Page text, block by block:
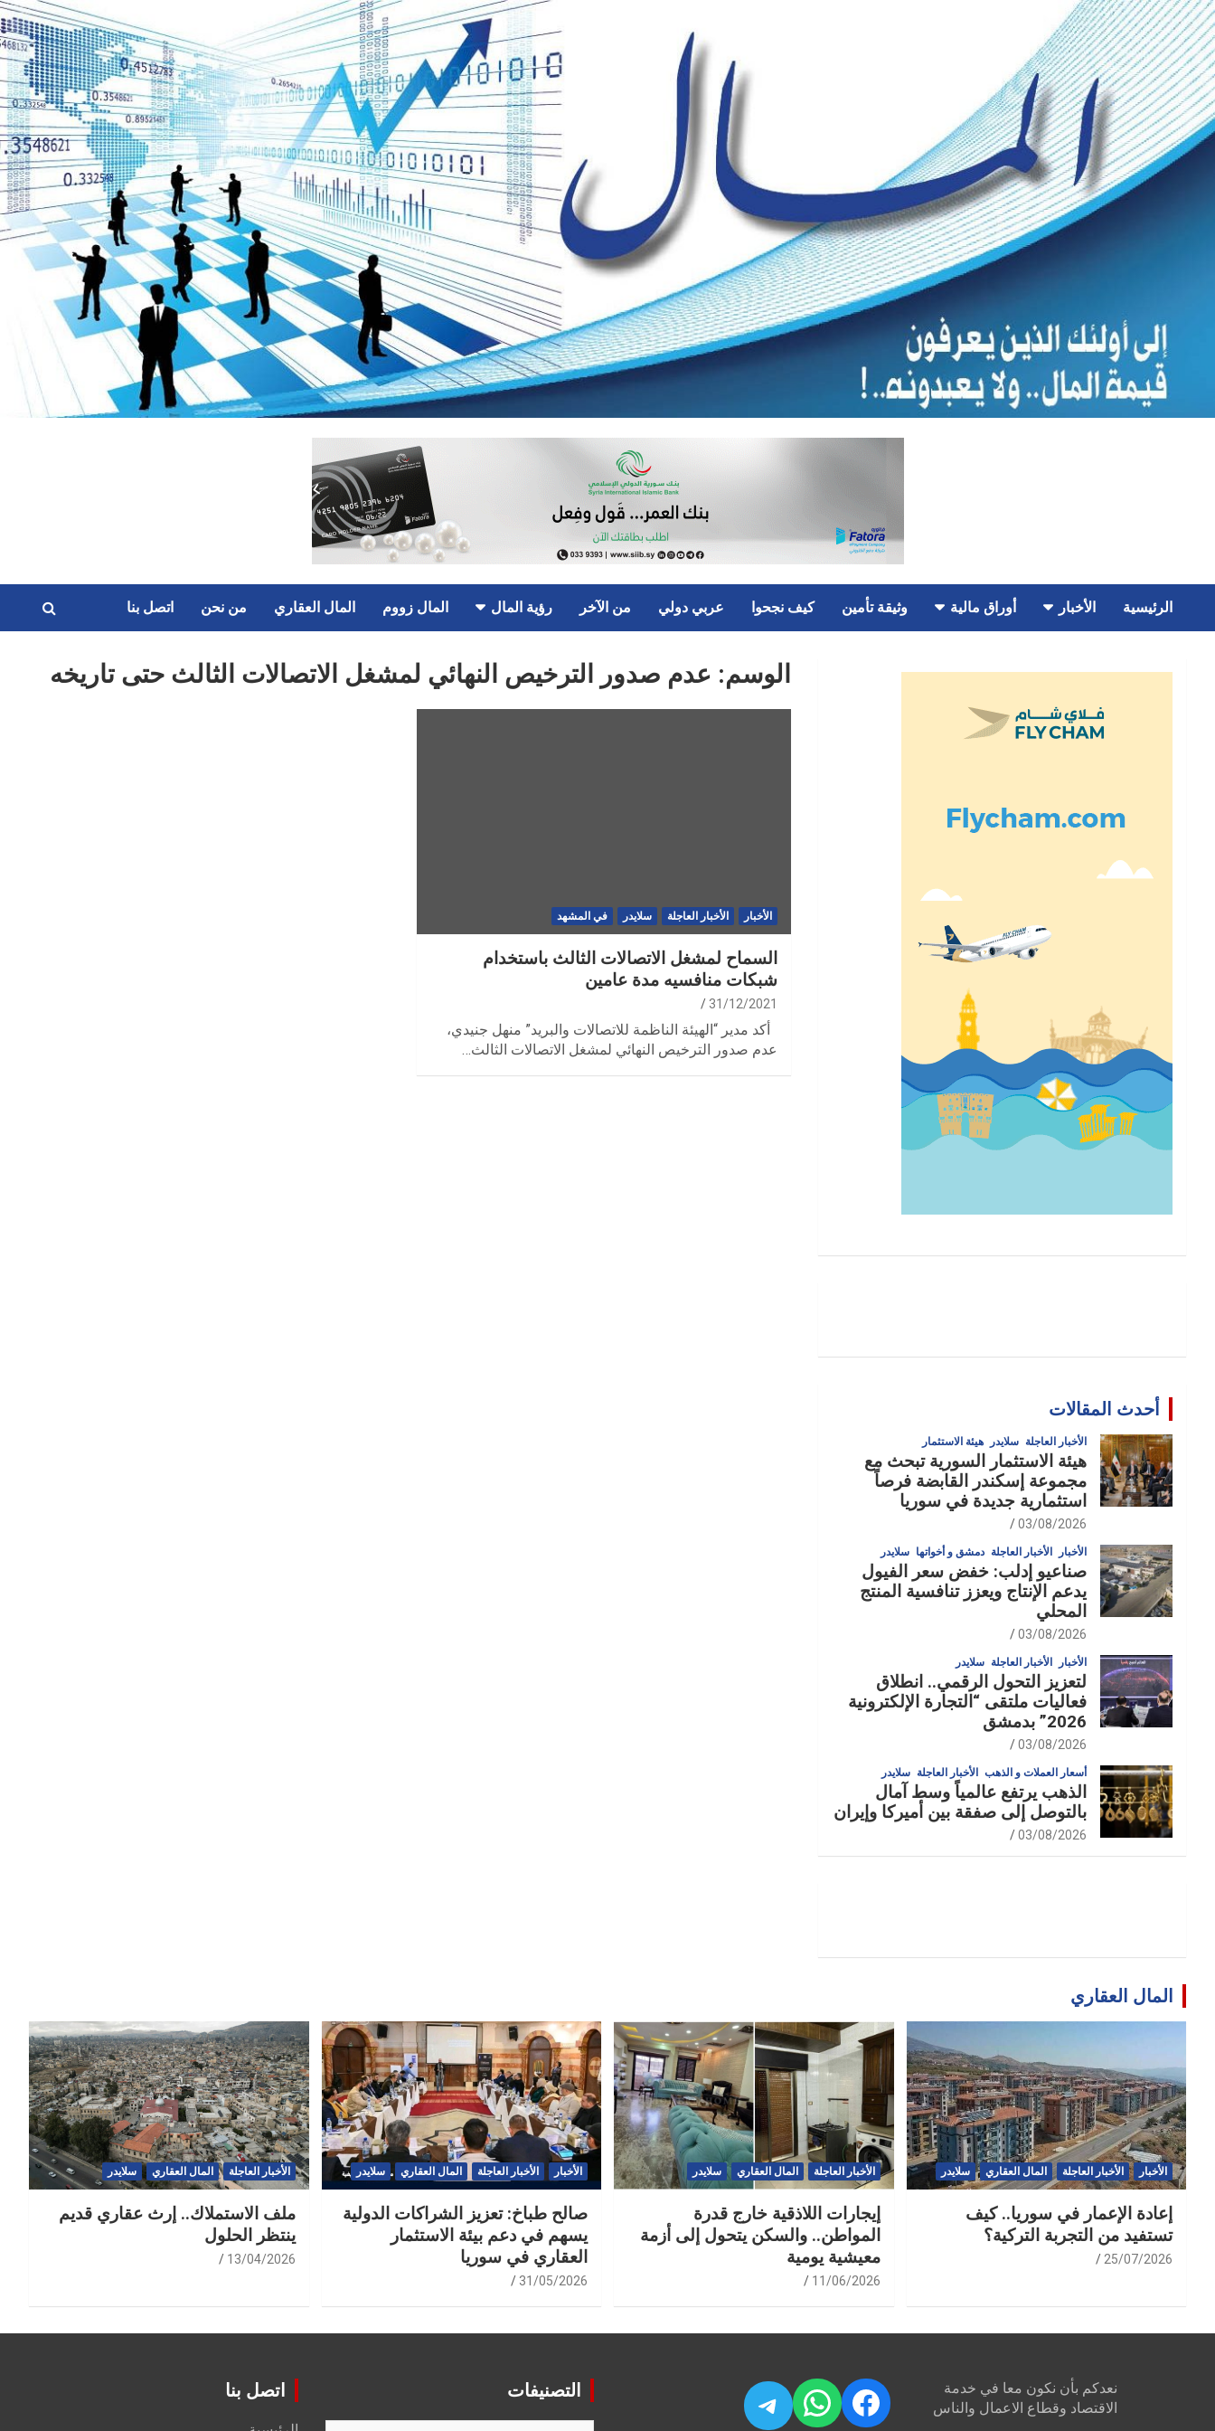
Skip
to
content
الرئيسية الأخبار أوراق مالية وثيقة تأمين كيف نجحوا عربي دولي من الآخر رؤية المال المال زووم المال العقاري من نحن اتصل بنا
الوسم: عدم صدور الترخيص النهائي لمشغل الاتصالات الثالث حتى تاريخه
الأخبار الأخبار العاجلة سلايدر في المشهد
السماح لمشغل الاتصالات الثالث باستخدام
شبكات منافسيه مدة عامين
31/12/2021
أكد مدير “الهيئة الناظمة للاتصالات والبريد” منهل جنيدي،
عدم صدور الترخيص النهائي لمشغل الاتصالات الثالث…
أحدث المقالات
الأخبار العاجلة سلايدر هيئة الاستثمار
هيئة الاستثمار السورية تبحث مع
مجموعة إسكندر القابضة فرصاً
استثمارية جديدة في سوريا
03/08/2026
الأخبار الأخبار العاجلة دمشق و أخواتها سلايدر
صناعيو إدلب: خفض سعر الفيول
يدعم الإنتاج ويعزز تنافسية المنتج
المحلي
03/08/2026
الأخبار الأخبار العاجلة سلايدر
لتعزيز التحول الرقمي.. انطلاق
فعاليات ملتقى “التجارة الإلكترونية
2026” بدمشق
03/08/2026
أسعار العملات و الذهب الأخبار العاجلة سلايدر
الذهب يرتفع عالمياً وسط آمال
بالتوصل إلى صفقة بين أميركا وإيران
03/08/2026
المال العقاري
الأخبار الأخبار العاجلة المال العقاري سلايدر
إعادة الإعمار في سوريا.. كيف
تستفيد من التجربة التركية؟
25/07/2026
الأخبار العاجلة المال العقاري سلايدر
إيجارات اللاذقية خارج قدرة
المواطن.. والسكن يتحول إلى أزمة
معيشية يومية
11/06/2026
الأخبار الأخبار العاجلة المال العقاري سلايدر
صالح طباخ: تعزيز الشراكات الدولية
يسهم في دعم بيئة الاستثمار
العقاري في سوريا
31/05/2026
الأخبار العاجلة المال العقاري سلايدر
ملف الاستملاك.. إرث عقاري قديم
ينتظر الحلول
13/04/2026
نعدكم بأن نكون معا في خدمة
الاقتصاد وقطاع الاعمال والناس
Facebook
WhatsApp
Telegram التصنيفات اتصل بنا